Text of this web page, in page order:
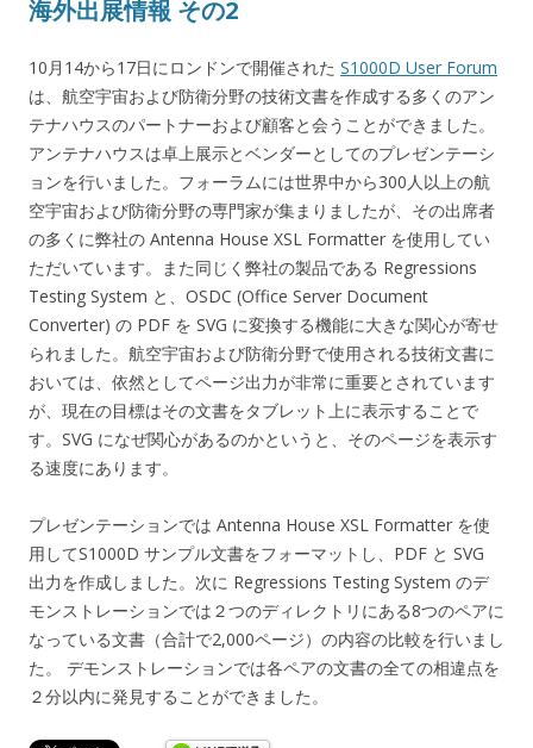
海外出展情報 その2
10月14から17日にロンドンで開催された S1000D User Forum
は、航空宇宙および防衛分野の技術文書を作成する多くのアン
テナハウスのパートナーおよび顧客と会うことができました。
アンテナハウスは卓上展示とベンダーとしてのプレゼンテーシ
ョンを行いました。フォーラムには世界中から300人以上の航
空宇宙および防衛分野の専門家が集まりましたが、その出席者
の多くに弊社の Antenna House XSL Formatter を使用してい
ただいています。また同じく弊社の製品である Regressions
Testing System と、OSDC (Office Server Document
Converter) の PDF を SVG に変換する機能に大きな関心が寄せ
られました。航空宇宙および防衛分野で使用される技術文書に
おいては、依然としてページ出力が非常に重要とされています
が、現在の目標はその文書をタブレット上に表示することで
す。SVG になぜ関心があるのかというと、そのページを表示す
る速度にあります。
プレゼンテーションでは Antenna House XSL Formatter を使
用してS1000D サンプル文書をフォーマットし、PDF と SVG
出力を作成しました。次に Regressions Testing System のデ
モンストレーションでは２つのディレクトリにある8つのペアに
なっている文書（合計で2,000ページ）の内容の比較を行いまし
た。 デモンストレーションでは各ペアの文書の全ての相違点を
２分以内に発見することができました。